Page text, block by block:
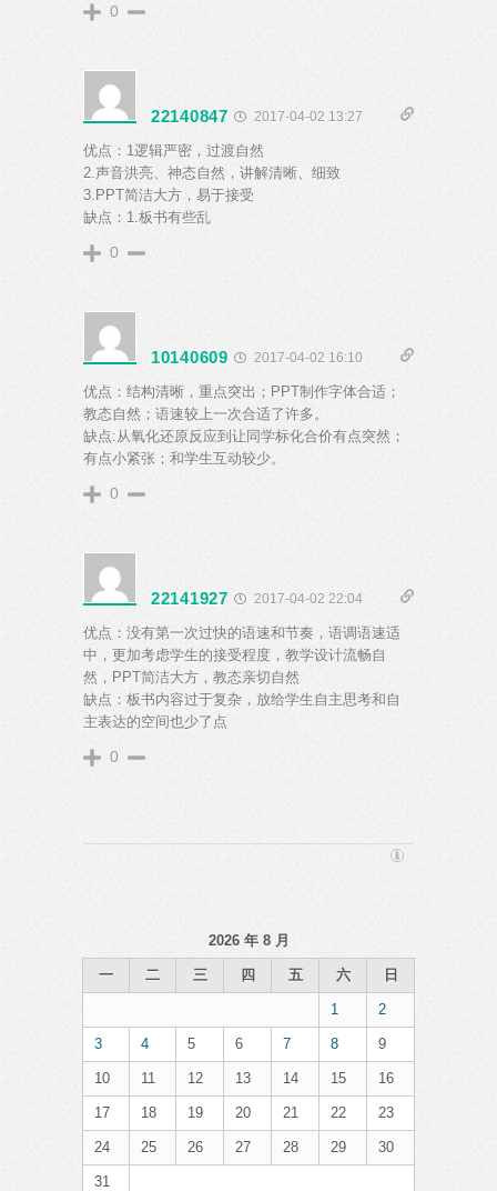
0
22140847 2017-04-02 13:27
优点：1逻辑严密，过渡自然
2.声音洪亮、神态自然，讲解清晰、细致
3.PPT简洁大方，易于接受
缺点：1.板书有些乱
0
10140609 2017-04-02 16:10
优点：结构清晰，重点突出；PPT制作字体合适；
教态自然；语速较上一次合适了许多。
缺点:从氧化还原反应到让同学标化合价有点突然；
有点小紧张；和学生互动较少。
0
22141927 2017-04-02 22:04
优点：没有第一次过快的语速和节奏，语调语速适
中，更加考虑学生的接受程度，教学设计流畅自
然，PPT简洁大方，教态亲切自然
缺点：板书内容过于复杂，放给学生自主思考和自
主表达的空间也少了点
0
2026 年 8 月
一 二 三 四 五 六 日
1 2
3 4 5 6 7 8 9
10 11 12 13 14 15 16
17 18 19 20 21 22 23
24 25 26 27 28 29 30
31